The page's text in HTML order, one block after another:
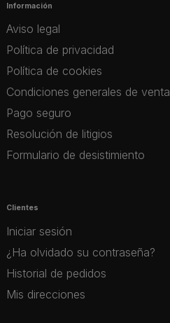
Información
Aviso legal
Política de privacidad
Política de cookies
Condiciones generales de venta
Pago seguro
Resolución de litigios
Formulario de desistimiento
Clientes
Iniciar sesión
¿Ha olvidado su contraseña?
Historial de pedidos
Mis direcciones